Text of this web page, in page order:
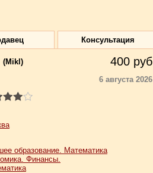
Консультация
(Mikl) 400 руб
6 августа 2026
образование. Математика
Финансы.